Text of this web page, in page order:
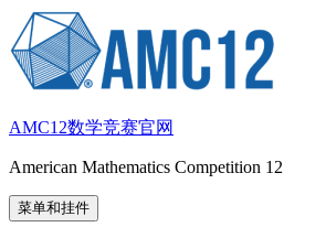
至
内
AMC12数学竞赛官网
American Mathematics Competition 12
菜单和挂件